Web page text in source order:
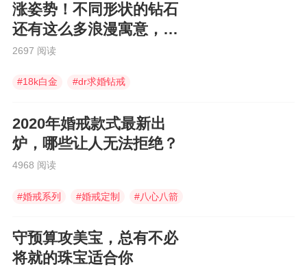
涨姿势！不同形状的钻石
还有这么多浪漫寓意，你
买对了吗？
2697 阅读
#18k白金 #dr求婚钻戒
2020年婚戒款式最新出
炉，哪些让人无法拒绝？
4968 阅读
#婚戒系列 #婚戒定制 #八心八箭
守预算攻美宝，总有不必
将就的珠宝适合你